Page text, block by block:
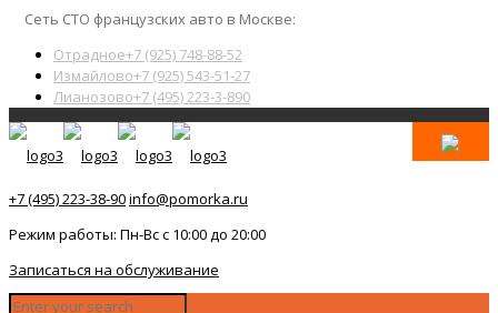
Сеть СТО французских авто в Москве:
Отрадное+7 (925) 748-88-52
Измайлово+7 (925) 543-51-27
Лианозово+7 (495) 223-3-890
+7 (495) 223-38-90info@pomorka.ru
Режим работы: Пн-Вс с 10:00 до 20:00
Записаться на обслуживание